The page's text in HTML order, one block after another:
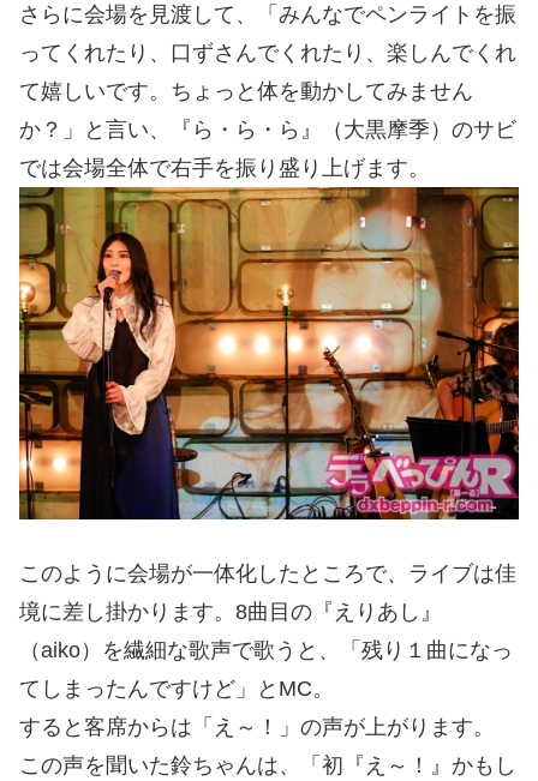
さらに会場を見渡して、「みんなでペンライトを振
ってくれたり、口ずさんでくれたり、楽しんでくれ
て嬉しいです。ちょっと体を動かしてみません
か？」と言い、『ら・ら・ら』（大黒摩季）のサビ
では会場全体で右手を振り盛り上げます。
このように会場が一体化したところで、ライブは佳
境に差し掛かります。8曲目の『えりあし』
（aiko）を繊細な歌声で歌うと、「残り１曲になっ
てしまったんですけど」とMC。
すると客席からは「え～！」の声が上がります。
この声を聞いた鈴ちゃんは、「初『え～！』かもし